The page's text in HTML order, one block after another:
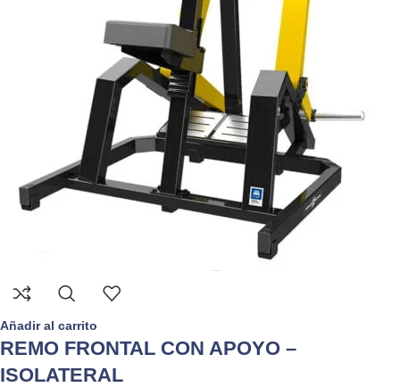
Añadir al carrito
REMO FRONTAL CON APOYO –
ISOLATERAL